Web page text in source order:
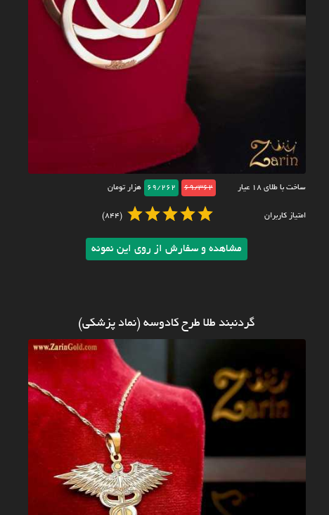
ساخت با طلای ۱۸ عیار 69/362
69/262 هزار تومان
امتیاز کاربران (844)
مشاهده و سفارش از روی این نمونه
گردنبند طلا طرح کادوسه (نماد پزشکی)